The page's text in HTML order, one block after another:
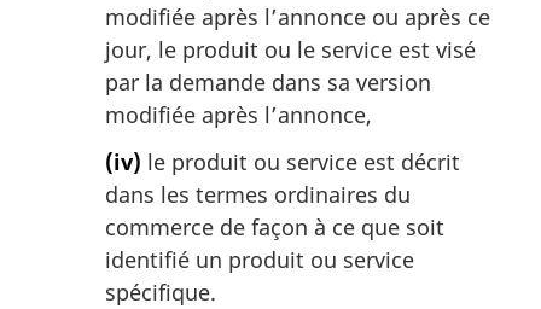
modifiée après l’annonce ou après ce
jour, le produit ou le service est visé
par la demande dans sa version
modifiée après l’annonce,
(iv) le produit ou service est décrit
dans les termes ordinaires du
commerce de façon à ce que soit
identifié un produit ou service
spécifique.